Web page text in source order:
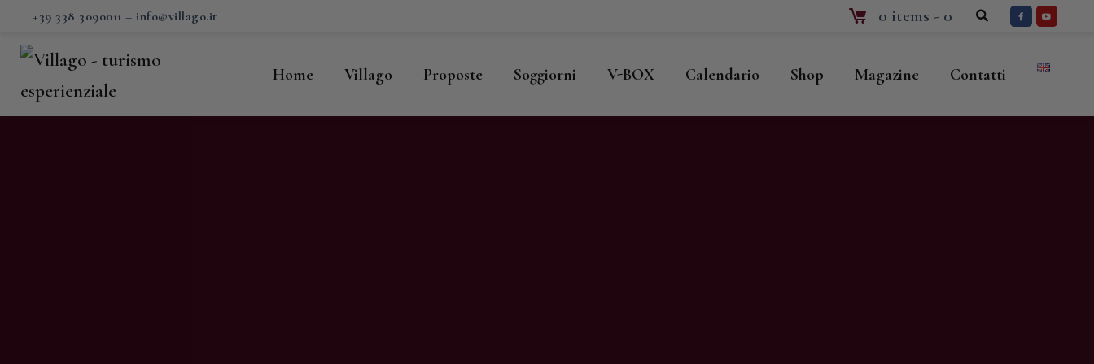
+39 338 3090011 – info@villago.it 0 items - 0
Home Villago Proposte Soggiorni V-BOX Calendario Shop Magazine Contatti
Villago
Proposte